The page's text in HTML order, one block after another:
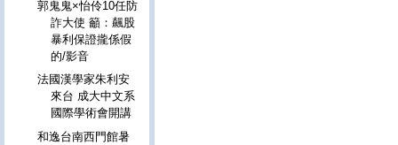
郭鬼鬼×怡伶10任防
詐大使 籲：飆股
暴利保證攏係假
的/影音
法國漢學家朱利安
來台 成大中文系
國際學術會開講
和逸台南西門館暑